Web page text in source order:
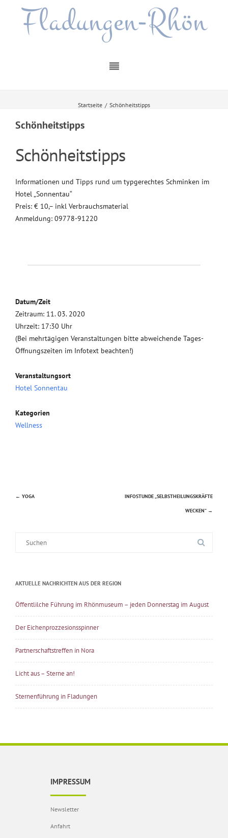
Fladungen-Rhön
Startseite / Schönheitstipps
Schönheitstipps
Schönheitstipps
Informationen und Tipps rund um typgerechtes Schminken im
Hotel „Sonnentau“
Preis: € 10,– inkl Verbrauchsmaterial
Anmeldung: 09778-91220
Datum/Zeit
Zeitraum: 11. 03. 2020
Uhrzeit: 17:30 Uhr
(Bei mehrtägigen Veranstaltungen bitte abweichende Tages-
Öffnungszeiten im Infotext beachten!)
Veranstaltungsort
Hotel Sonnentau
Kategorien
Wellness
Beitragsnavigation
← YOGA INFOSTUNDE „SELBSTHEILUNGSKRÄFTE
WECKEN“ →
AKTUELLE NACHRICHTEN AUS DER REGION
Öffentlilche Führung im Rhönmuseum – jeden Donnerstag im August
Der Eichenprozzesionsspinner
Partnerschaftstreffen in Nora
Licht aus – Sterne an!
Sternenführung in Fladungen
IMPRESSUM
Newsletter
Anfahrt